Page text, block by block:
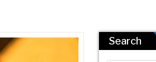
Search